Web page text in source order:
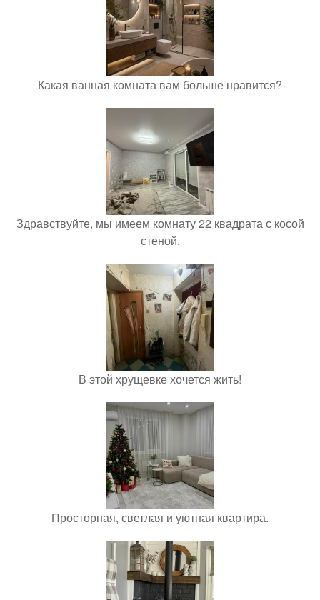
Какая ванная комната вам больше нравится?
Здравствуйте, мы имеем комнату 22 квадрата с косой
стеной.
В этой хрущевке хочется жить!
Просторная, светлая и уютная квартира.